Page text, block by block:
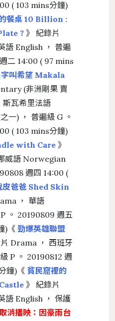
( 103 mins分鐘)
餐桌 10 Billion :
? 》 紀錄片
語 English ， 普遍
二 14:00 ( 97 mins
字叫希望 Makala
(非洲剛果 賣
斯瓦希里法語
一) ， 普遍級 G 。
( 103 mins分鐘)
with Care 》
威語 Norwegian
週四 14:00 (
皮爸爸 Shed Skin
， 華語
。 20190809 週五
)《 勁爆英雄聯盟
Drama ， 西班牙
P 。 20190812 週
鐘)《 貧民窟裡的
》 紀錄片
語 English ， 保護
消播映：因豪雨台